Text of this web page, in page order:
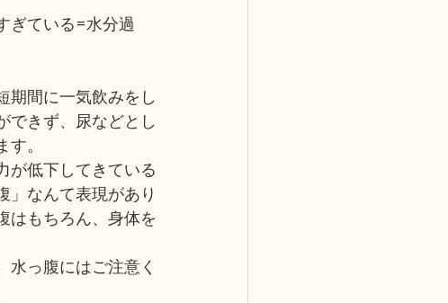
ぎている=水分過
期間に一気飲みをし
できず、尿などとし
。
が低下してきている
」なんて表現があり
はもちろん、身体を
っ腹にはご注意く